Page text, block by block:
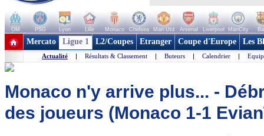
OM PSG Lyon Lille Monaco Chelsea Man Utd Arsenal Liverpool ManCity
+ de clubs
Mercato Ligue 1 L2/Coupes Etranger Coupe d'Europe Les
Actualité | Résultats & Classement | Buteurs | Calendrier |
Monaco n'y arrive plus... -
des joueurs (Monaco 1-1